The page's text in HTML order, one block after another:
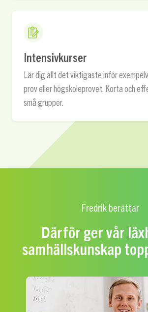
Intensivkurser
Lär dig allt det viktigaste inför
prov eller högskoleprovet. Korta och
små grupper.
Fredrik berättar
Därför ger vår
samhällskunskap